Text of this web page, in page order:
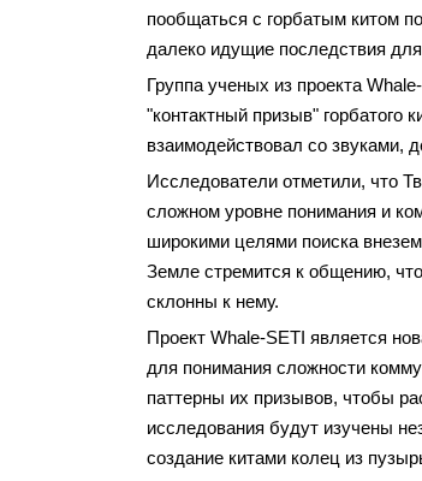
пообщаться с горбатым китом
далеко идущие последствия
Группа ученых из проекта
"контактный призыв" горбатого
взаимодействовал со звуками,
Исследователи отметили, что
сложном уровне понимания и
широкими целями поиска
Земле стремится к общению,
склонны к нему.
Проект Whale-SETI является
для понимания сложности
паттерны их призывов, чтобы
исследования будут изучены
создание китами колец из